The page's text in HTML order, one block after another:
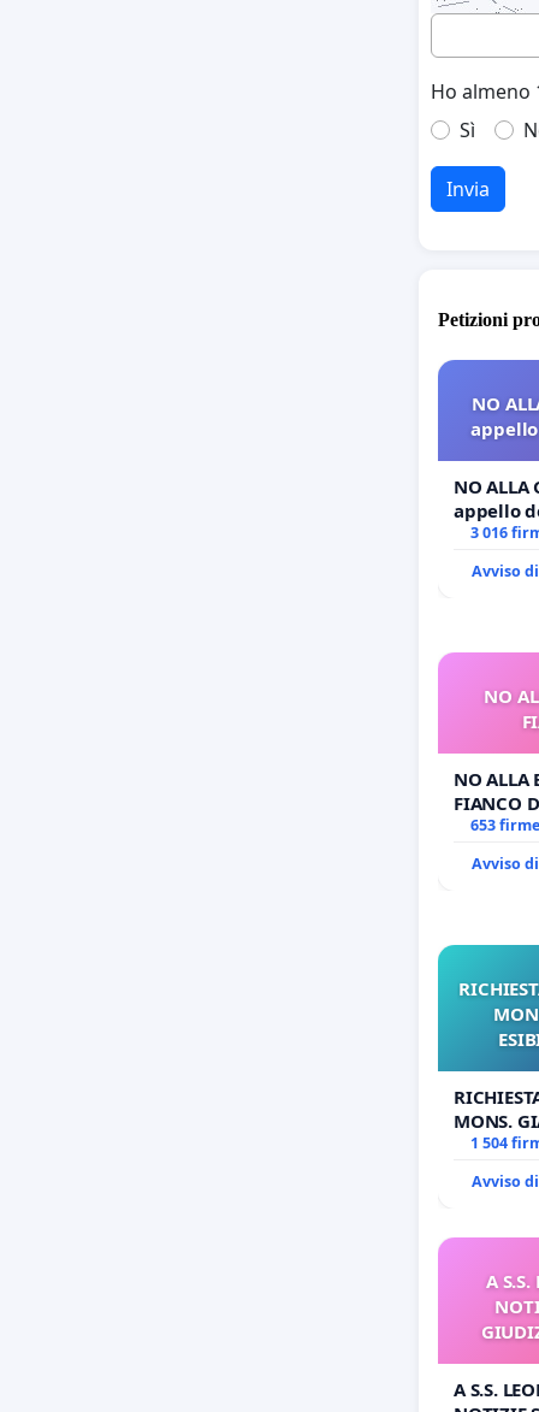
Ho almeno
Sì
Invia
Petizioni
NO
NO ALLA
appello
3 016
Avviso
NO
NO ALLA
FIANCO
653 firme
Avviso
MONS.
OPERE
1 504
Avviso
A
A S.S.